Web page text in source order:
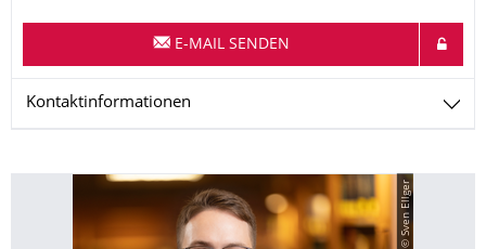
E-MAIL SENDEN
Kontaktinformationen
© Sven Ellger